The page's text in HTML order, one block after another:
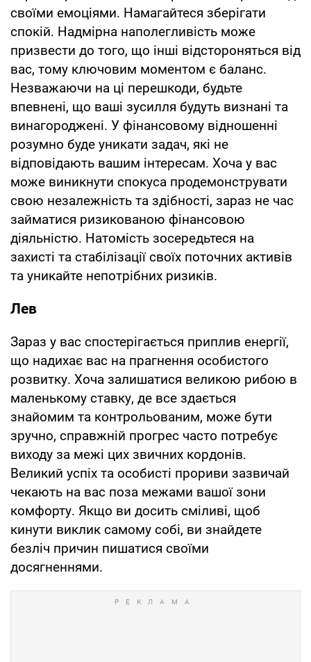
своїми емоціями. Намагайтеся зберігати
спокій. Надмірна наполегливість може
призвести до того, що інші відстороняться від
вас, тому ключовим моментом є баланс.
Незважаючи на ці перешкоди, будьте
впевнені, що ваші зусилля будуть визнані та
винагороджені. У фінансовому відношенні
розумно буде уникати задач, які не
відповідають вашим інтересам. Хоча у вас
може виникнути спокуса продемонструвати
свою незалежність та здібності, зараз не час
займатися ризикованою фінансовою
діяльністю. Натомість зосередьтеся на
захисті та стабілізації своїх поточних активів
та уникайте непотрібних ризиків.
Лев
Зараз у вас спостерігається приплив енергії,
що надихає вас на прагнення особистого
розвитку. Хоча залишатися великою рибою в
маленькому ставку, де все здається
знайомим та контрольованим, може бути
зручно, справжній прогрес часто потребує
виходу за межі цих звичних кордонів.
Великий успіх та особисті прориви зазвичай
чекають на вас поза межами вашої зони
комфорту. Якщо ви досить сміливі, щоб
кинути виклик самому собі, ви знайдете
безліч причин пишатися своїми
досягненнями.